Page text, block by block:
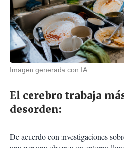
Imagen generada con IA
El cerebro trabaja
desorden:
De acuerdo con investigaciones